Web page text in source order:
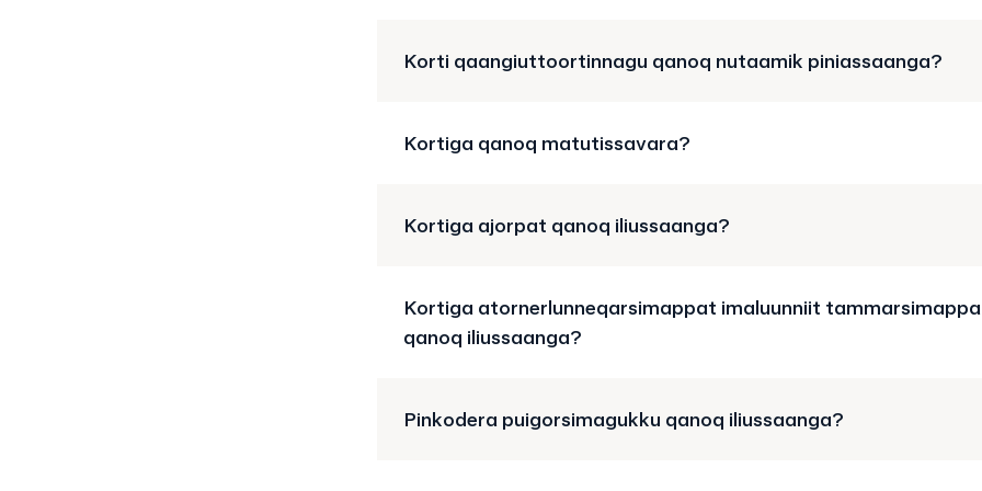
Korti qaangiuttoortinnagu qanoq nutaamik piniassaanga?
Kortiga qanoq matutissavara?
Kortiga ajorpat qanoq iliussaanga?
Kortiga atornerlunneqarsimappat imaluunniit
qanoq iliussaanga?
Pinkodera puigorsimagukku qanoq iliussaanga?